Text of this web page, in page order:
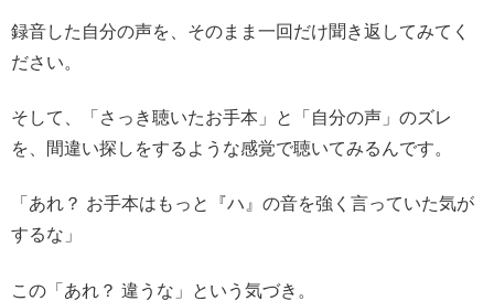
録音した自分の声を、そのまま一回だけ聞き返してみてく
ださい。
そして、「さっき聴いたお手本」と「自分の声」のズレ
を、間違い探しをするような感覚で聴いてみるんです。
「あれ？ お手本はもっと『ハ』の音を強く言っていた気が
するな」
この「あれ？ 違うな」という気づき。